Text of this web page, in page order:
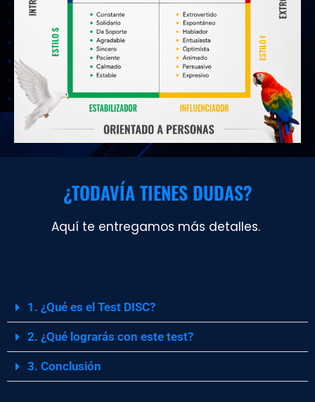
¿TODAVÍA TIENES DUDAS?
Aquí te entregamos más detalles.
1. ¿Qué es el Test DISC?
2. ¿Qué lograrás con este test?
3. Conclusión